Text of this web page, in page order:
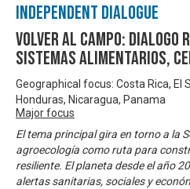
Independent Dialogue
Volver al Campo: Dialogo
Sistemas Alimentarios,
Geographical focus: Costa Rica, El
Honduras, Nicaragua, Panama
Major focus
El tema principal gira en torno a la
agroecología como ruta para
resiliente. El planeta desde el año
alertas sanitarias, sociales y